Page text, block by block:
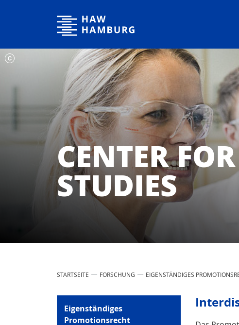
Hochschule für Angewandte Wissenschaften Hamburg
CENTER
STUDIES
STARTSEITE FORSCHUNG EIGENSTÄNDIGES
Eigenständiges
Promotionsrecht